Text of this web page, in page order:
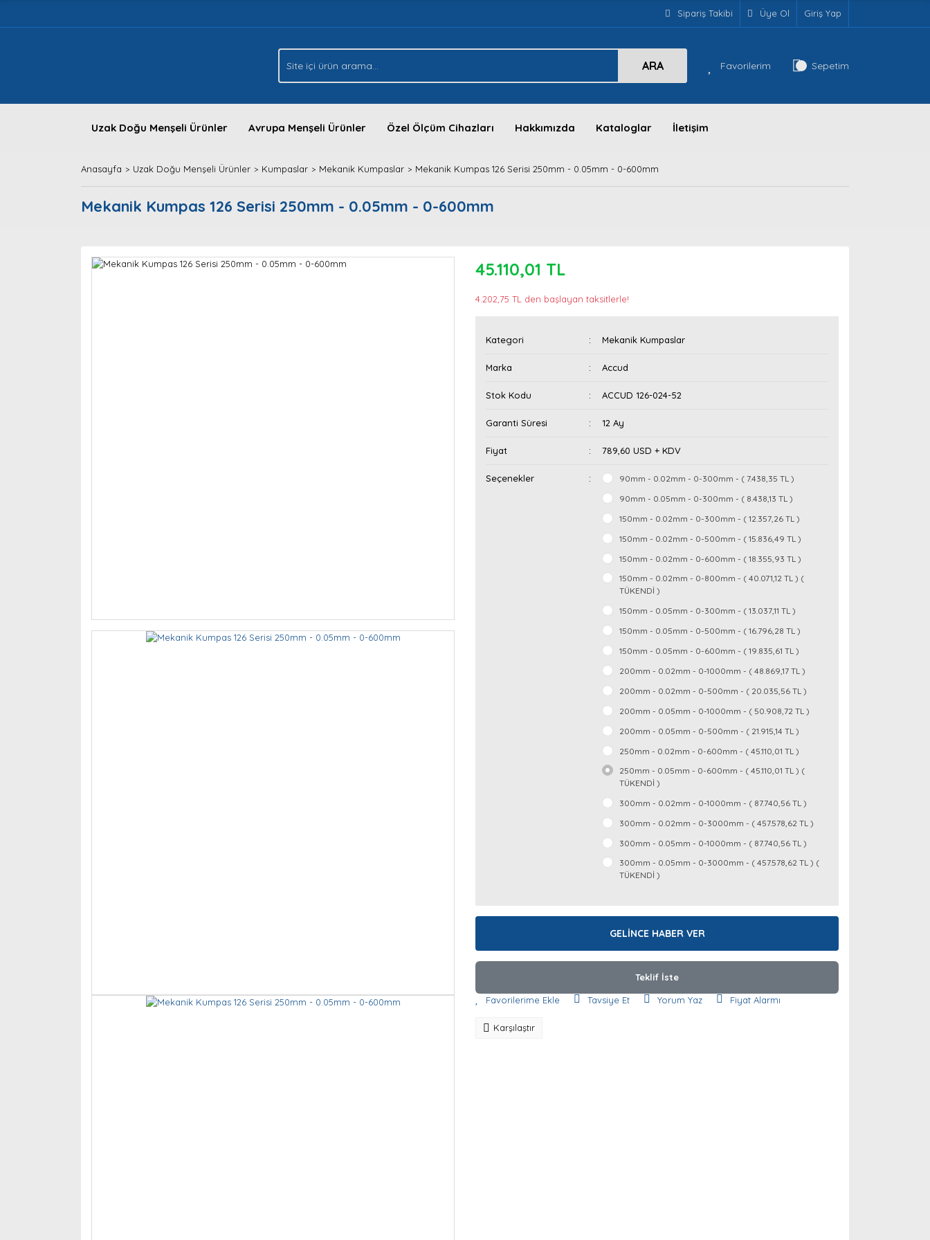
Sipariş Takibi Üye Ol Giriş Yap
ARA Favorilerim Sepetim
Uzak Doğu Menşeli Ürünler Avrupa Menşeli Ürünler Özel Ölçüm Cihazları Hakkımızda Kataloglar İletişim
Anasayfa Uzak Doğu Menşeli Ürünler Kumpaslar Mekanik Kumpaslar Mekanik Kumpas 126 Serisi 250mm - 0.05mm - 0-600mm
Mekanik Kumpas 126 Serisi 250mm - 0.05mm - 0-600mm
45.110,01 TL
4.202,75 TL den başlayan taksitlerle!
Kategori Mekanik Kumpaslar
Marka Accud
Stok Kodu ACCUD 126-024-52
Garanti Süresi 12 Ay
Fiyat 789,60 USD + KDV
Seçenekler
90mm - 0.02mm - 0-300mm - ( 7.438,35 TL )
90mm - 0.05mm - 0-300mm - ( 8.438,13 TL )
150mm - 0.02mm - 0-300mm - ( 12.357,26 TL )
150mm - 0.02mm - 0-500mm - ( 15.836,49 TL )
150mm - 0.02mm - 0-600mm - ( 18.355,93 TL )
150mm - 0.02mm - 0-800mm - ( 40.071,12 TL ) (
TÜKENDİ )
150mm - 0.05mm - 0-300mm - ( 13.037,11 TL )
150mm - 0.05mm - 0-500mm - ( 16.796,28 TL )
150mm - 0.05mm - 0-600mm - ( 19.835,61 TL )
200mm - 0.02mm - 0-1000mm - ( 48.869,17 TL )
200mm - 0.02mm - 0-500mm - ( 20.035,56 TL )
200mm - 0.05mm - 0-1000mm - ( 50.908,72 TL )
200mm - 0.05mm - 0-500mm - ( 21.915,14 TL )
250mm - 0.02mm - 0-600mm - ( 45.110,01 TL )
250mm - 0.05mm - 0-600mm - ( 45.110,01 TL ) (
TÜKENDİ )
300mm - 0.02mm - 0-1000mm - ( 87.740,56 TL )
300mm - 0.02mm - 0-3000mm - ( 457.578,62 TL )
300mm - 0.05mm - 0-1000mm - ( 87.740,56 TL )
300mm - 0.05mm - 0-3000mm - ( 457.578,62 TL ) (
TÜKENDİ )
GELİNCE HABER VER
Teklif İste
Tavsiye Et Yorum Yaz Fiyat Alarmı
Karşılaştır